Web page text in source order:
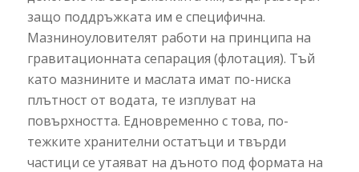
защо поддръжката им е специфична.
Мазниноуловителят работи на принципа на
гравитационната сепарация (флотация). Тъй
като мазнините и маслата имат по-ниска
плътност от водата, те изплуват на
повърхността. Едновременно с това, по-
тежките хранителни остатъци и твърди
частици се утаяват на дъното под формата на